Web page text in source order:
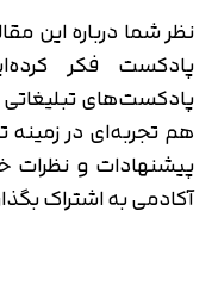
نظر شما درباره این
پادکست فکر
پادکست‌های
هم تجربه‌ای در زمینه
پیشنهادات و نظرات
آکادمی به اشتراک